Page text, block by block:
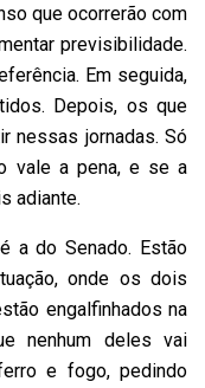
que ocorrerão com
previsibilidade.
Em seguida,
Depois, os que
nessas jornadas. Só
vale a pena, e se a
adiante.
a do Senado. Estão
onde os dois
engalfinhados na
nenhum deles vai
e fogo, pedindo